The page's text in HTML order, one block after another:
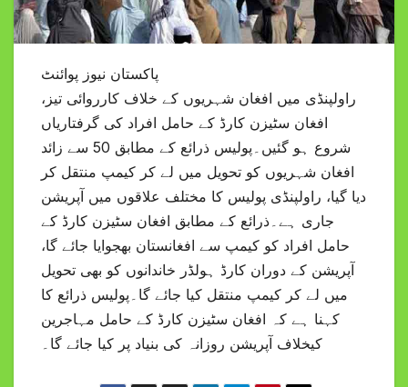
پاکستان نیوز پوائنٹ
راولپنڈی میں افغان شہریوں کے خلاف کارروائی تیز،
افغان سٹیزن کارڈ کے حامل افراد کی گرفتاریاں
شروع ہو گئیں۔پولیس ذرائع کے مطابق 50 سے زائد
افغان شہریوں کو تحویل میں لے کر کیمپ منتقل کر
دیا گیا، راولپنڈی پولیس کا مختلف علاقوں میں آپریشن
جاری ہے۔ذرائع کے مطابق افغان سٹیزن کارڈ کے
حامل افراد کو کیمپ سے افغانستان بھجوایا جائے گا،
آپریشن کے دوران کارڈ ہولڈر خاندانوں کو بھی تحویل
میں لے کر کیمپ منتقل کیا جائے گا۔پولیس ذرائع کا
کہنا ہے کہ افغان سٹیزن کارڈ کے حامل مہاجرین
کیخلاف آپریشن روزانہ کی بنیاد پر کیا جائے گا۔